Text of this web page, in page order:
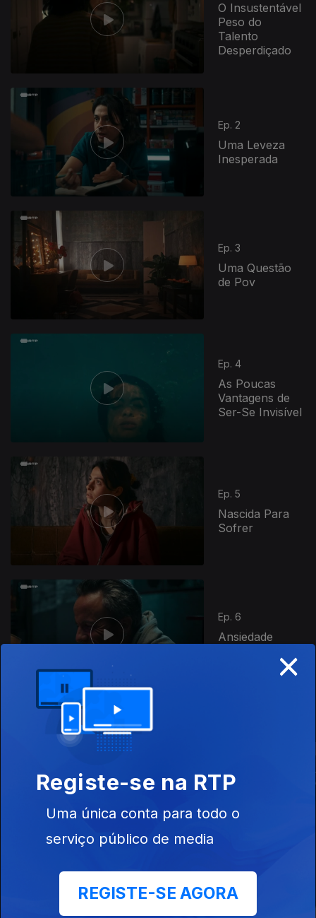
O Insustentável
Peso do
Talento
Desperdiçado
Ep. 2
Uma Leveza
Inesperada
Ep. 3
Uma Questão
de Pov
Ep. 4
As Poucas
Vantagens de
Ser-Se Invisível
Ep. 5
Nascida Para
Sofrer
Ep. 6
Ansiedade
811540
Este conteúdo faz parte de Gen Z
A Idade da Ira HIT
×
Registe-se na RTP
Uma única conta para todo o
serviço público de media
REGISTE-SE AGORA